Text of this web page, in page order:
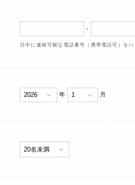
-
日中に連絡可能な電話番号（携帯電話可）を
年 月